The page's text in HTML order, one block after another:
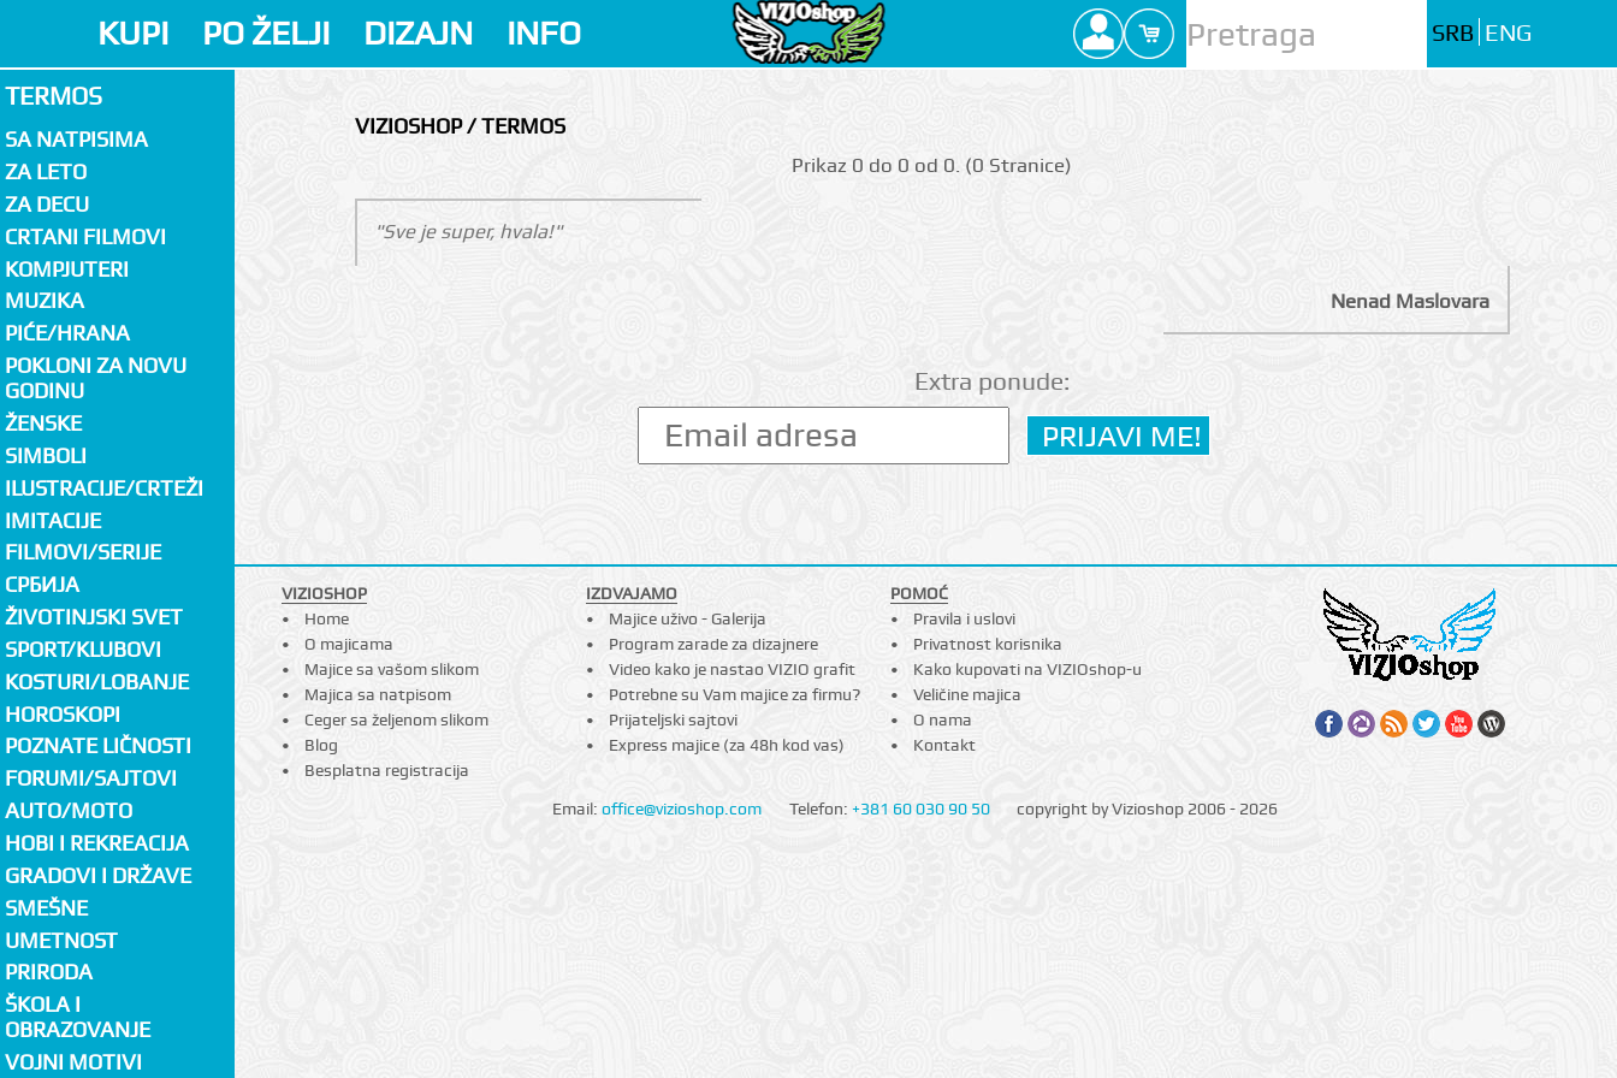
KUPI PO ŽELJI DIZAJN INFO SRB ENG
TERMOS
SA NATPISIMA
ZA LETO
ZA DECU
CRTANI FILMOVI
KOMPJUTERI
MUZIKA
PIĆE/HRANA
POKLONI ZA NOVU
GODINU
ŽENSKE
SIMBOLI
ILUSTRACIJE/CRTEŽI
IMITACIJE
FILMOVI/SERIJE
СРБИЈА
ŽIVOTINJSKI SVET
SPORT/KLUBOVI
KOSTURI/LOBANJE
HOROSKOPI
POZNATE LIČNOSTI
FORUMI/SAJTOVI
AUTO/MOTO
HOBI I REKREACIJA
GRADOVI I DRŽAVE
SMEŠNE
UMETNOST
PRIRODA
ŠKOLA I
OBRAZOVANJE
VOJNI MOTIVI
VIZIOSHOP / TERMOS
Prikаz 0 do 0 оd 0. (0 Strаnicе)
"Sve je super, hvala!"
Nenad Maslovara
Extra ponude:
VIZIOSHOP
Home
O majicama
Majice sa vašom slikom
Majica sa natpisom
Ceger sa željenom slikom
Blog
Besplatna registracija
IZDVAJAMO
Majice uživo - Galerija
Program zarade za dizajnere
Video kako je nastao VIZIO grafit
Potrebne su Vam majice za firmu?
Prijateljski sajtovi
Express majice (za 48h kod vas)
POMOĆ
Pravila i uslovi
Privatnost korisnika
Kako kupovati na VIZIOshop-u
Veličine majica
O nama
Kontakt
Email: office@vizioshop.com Telefon: +381 60 030 90 50 copyright by Vizioshop 2006 - 2026